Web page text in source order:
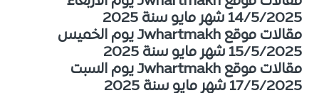
14/5/2025 شهر مايو سنة 2025
مقالات موقع Jwhartmakh يوم الخميس
15/5/2025 شهر مايو سنة 2025
مقالات موقع Jwhartmakh يوم السبت
17/5/2025 شهر مايو سنة 2025